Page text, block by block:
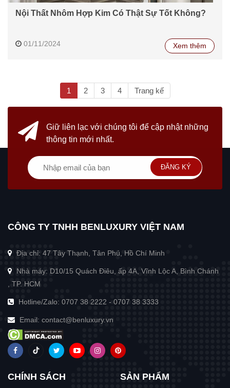
Nội Thất Nhôm Hợp Kim Có Thật Sự Tốt Không?
01/11/2024 Xem thêm
1 (current)
2 3 4 Trang kế
Giữ liên lạc với chúng tôi để cập nhật những
thông tin mới nhất.
ĐĂNG KÝ
CÔNG TY TNHH BENLUXURY VIỆT NAM
Địa chỉ: 47 Tây Thạnh, Tân Phú, Hồ Chí Minh
Nhà máy: D10/15 Quách Điêu, ấp 4A, Vĩnh Lộc A, Bình Chánh
, TP. HCM
Hotline/Zalo: 0707 38 2222 - 0707 38 3333
Email: contact@benluxury.vn
CHÍNH SÁCH SẢN PHẨM